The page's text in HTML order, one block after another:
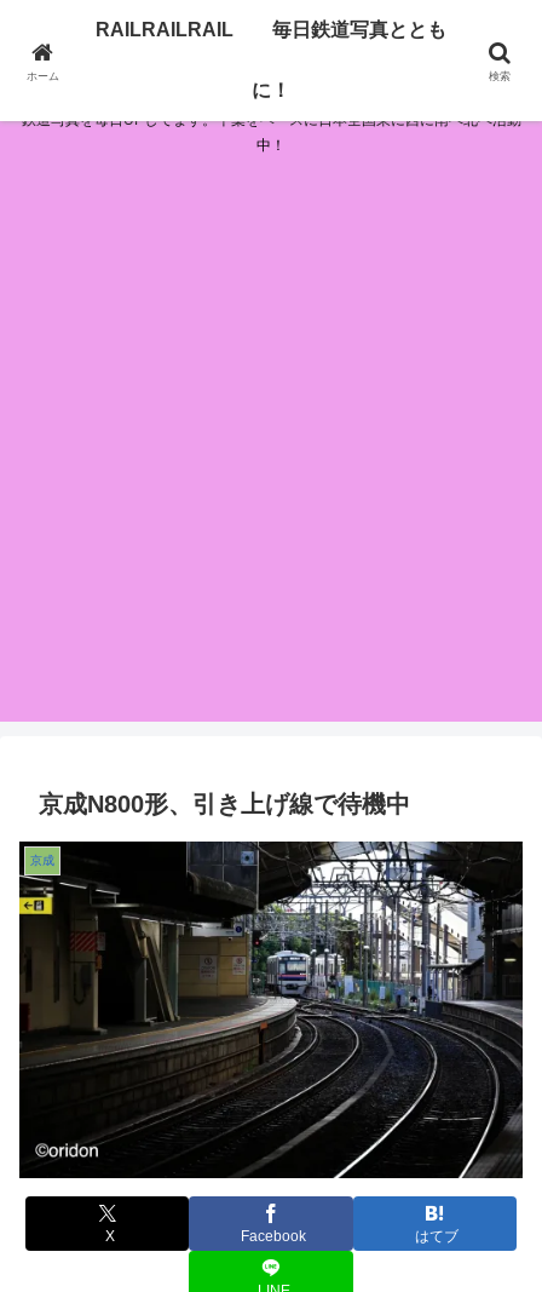
RAILRAILRAIL 毎日鉄道写真とともに！
鉄道写真を毎日UPしてます。千葉をベースに日本全国東に西に南へ北へ活動
中！
京成N800形、引き上げ線で待機中
京成
X Facebook はてブ
ホーム
RAILRAILRAIL 毎日鉄道写真ととも
に！
検索